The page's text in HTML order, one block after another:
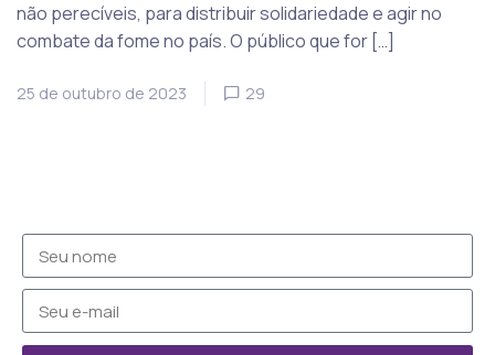
não perecíveis, para distribuir solidariedade e agir no
combate da fome no país. O público que for […]
25 de outubro de 2023 29